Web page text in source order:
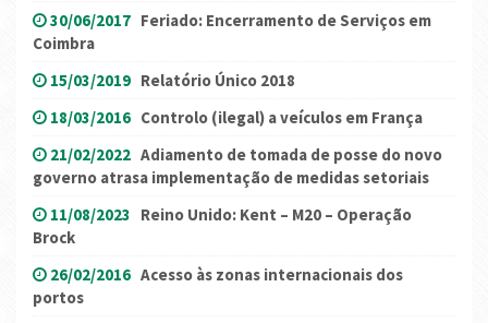
30/06/2017 Feriado: Encerramento de Serviços em
Coimbra
15/03/2019 Relatório Único 2018
18/03/2016 Controlo (ilegal) a veículos em França
21/02/2022 Adiamento de tomada de posse do novo
governo atrasa implementação de medidas setoriais
11/08/2023 Reino Unido: Kent – M20 – Operação
Brock
26/02/2016 Acesso às zonas internacionais dos
portos